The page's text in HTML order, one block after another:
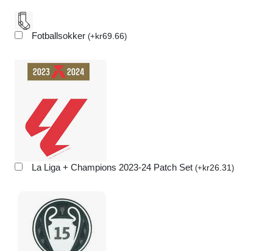
Fotballsokker (+kr69.66)
La Liga + Champions 2023-24 Patch Set (+kr26.31 )